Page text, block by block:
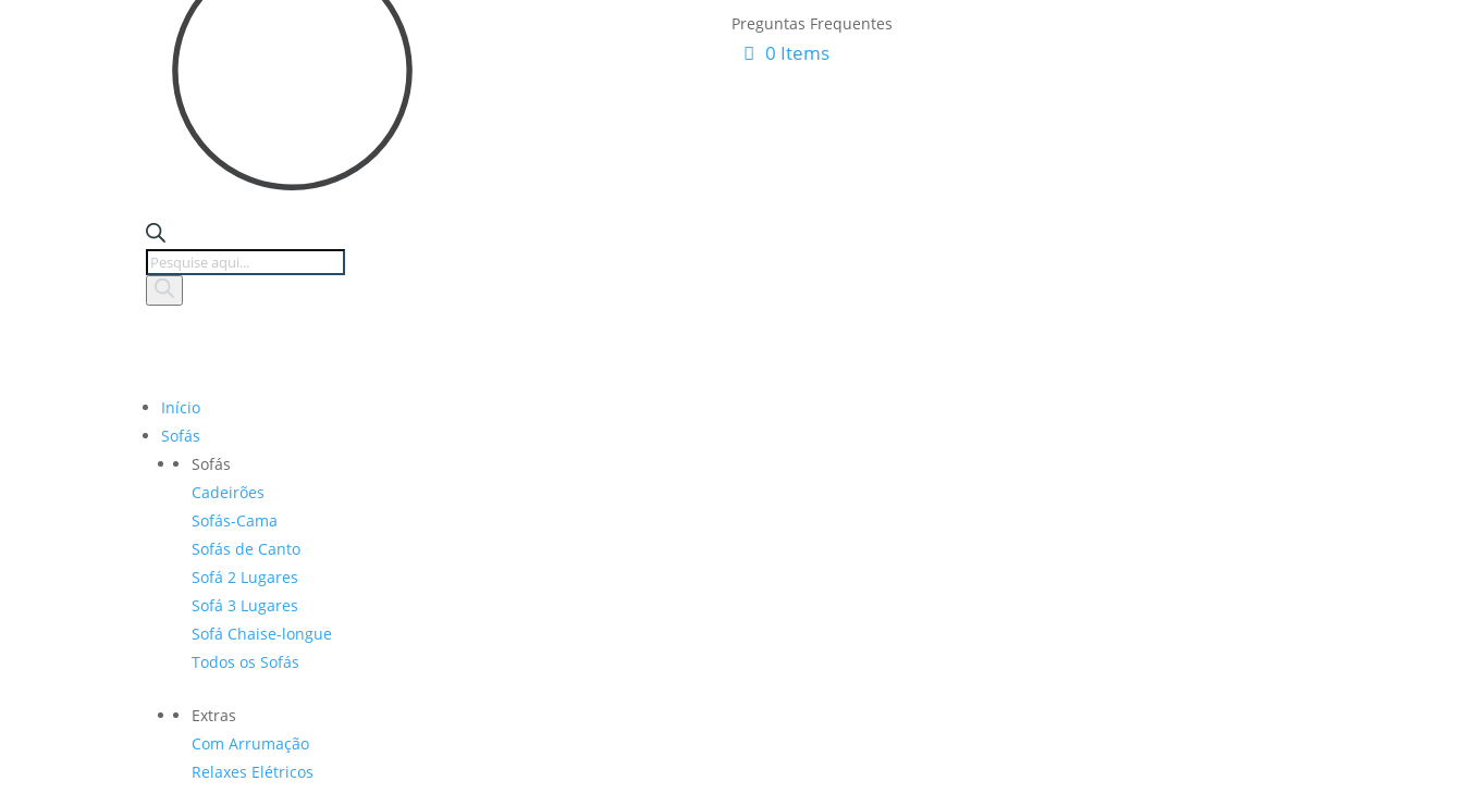
Products
search
Preguntas Frequentes
0 Items
Início
Sofás
Sofás
Cadeirões
Sofás-Cama
Sofás de Canto
Sofá 2 Lugares
Sofá 3 Lugares
Sofá Chaise-longue
Todos os Sofás
Extras
Com Arrumação
Relaxes Elétricos